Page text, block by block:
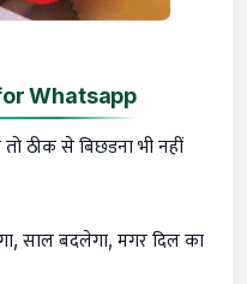
Whatsapp
ठीक से बिछडना भी नहीं
साल बदलेगा, मगर दिल का